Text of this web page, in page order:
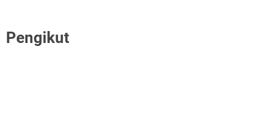
Pengikut